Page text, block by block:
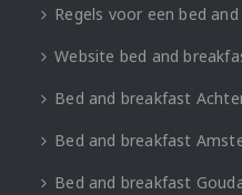
Regels voor een bed
Website bed and
Bed and breakfast
Bed and breakfast
Bed and breakfast